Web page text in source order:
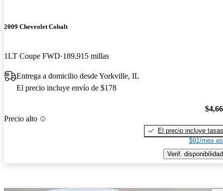
2009 Chevrolet Cobalt
1LT Coupe FWD 189,915 millas
Entrega a domicilio desde Yorkville, IL
El precio incluye envío de $178
Precio alto
El precio incluye tasas
$91/mes
Verif. disponibilidad